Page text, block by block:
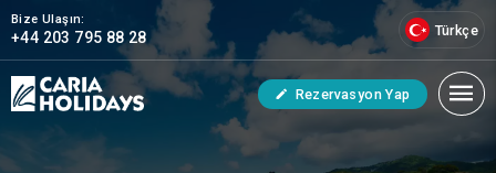
Bize Ulaşın:
+44 203 795 88 28 Türkçe
Rezervasyon Yap